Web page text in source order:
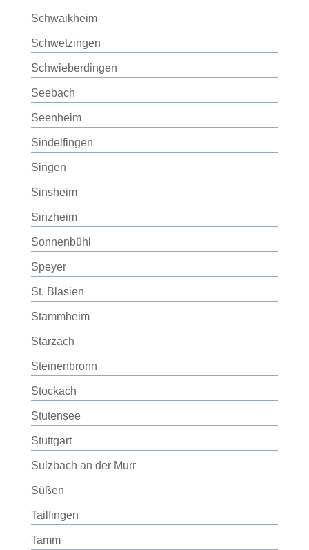
Schwaikheim
Schwetzingen
Schwieberdingen
Seebach
Seenheim
Sindelfingen
Singen
Sinsheim
Sinzheim
Sonnenbühl
Speyer
St. Blasien
Stammheim
Starzach
Steinenbronn
Stockach
Stutensee
Stuttgart
Sulzbach an der Murr
Süßen
Tailfingen
Tamm